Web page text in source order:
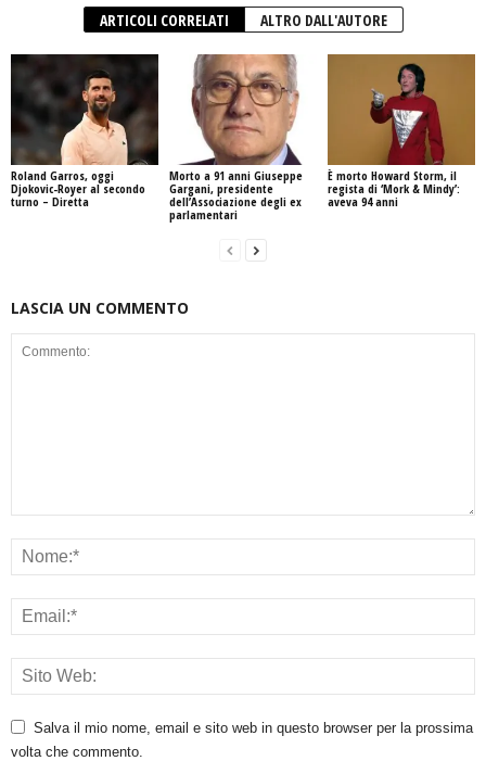
ARTICOLI CORRELATI ALTRO DALL'AUTORE
Roland Garros, oggi
Djokovic-Royer al secondo
turno – Diretta
Morto a 91 anni Giuseppe
Gargani, presidente
dell’Associazione degli ex
parlamentari
È morto Howard Storm, il
regista di ‘Mork & Mindy’:
aveva 94 anni
LASCIA UN COMMENTO
Salva il mio nome, email e sito web in questo browser per la prossima
volta che commento.